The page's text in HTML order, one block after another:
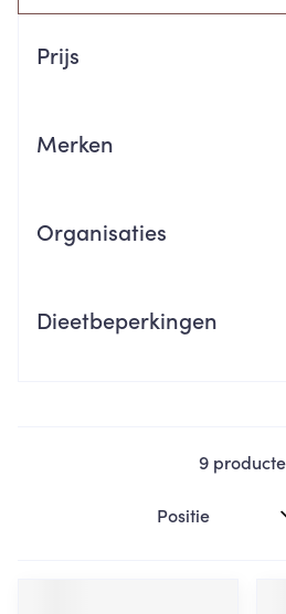
Prijs
Merken
Organisaties
Dieetbeperkingen
9
Sorteer op: